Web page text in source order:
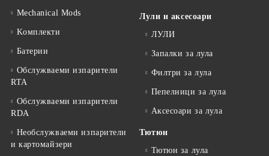
Mechanical Mods
Kомплекти
Батерии
Обслужваеми изпарители
RTA
Обслужваеми изпарители
RDA
Необслужваеми изпарители
и картомайзери
Лули и аксесоари
ЛУЛИ
Запалки за лула
Филтри за лула
Пепелници за лула
Аксесоари за лула
Тютюн
Тютюн за лула